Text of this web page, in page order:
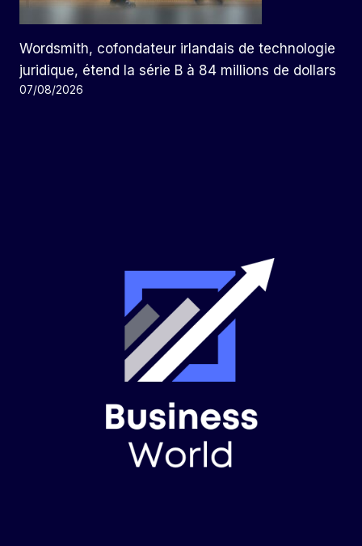
Wordsmith, cofondateur irlandais de technologie
juridique, étend la série B à 84 millions de dollars
07/08/2026